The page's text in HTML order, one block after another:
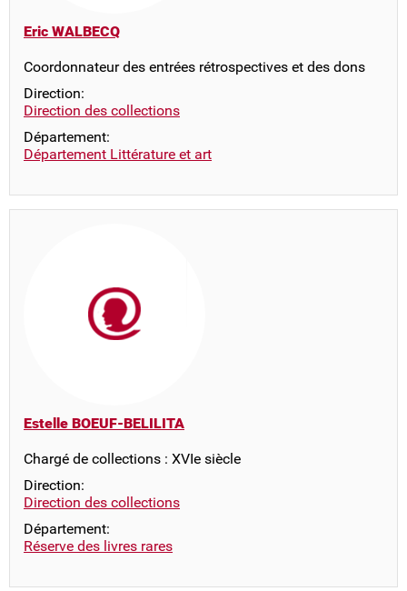
Eric WALBECQ
Coordonnateur des entrées rétrospectives et des dons
Direction:
Direction des collections
Département:
Département Littérature et art
Estelle BOEUF-BELILITA
Chargé de collections : XVIe siècle
Direction:
Direction des collections
Département:
Réserve des livres rares